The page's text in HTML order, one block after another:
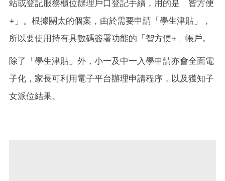
站或登記服務櫃位辦理戶口登記手續，用的是「智方便
+」。根據關太的個案，由於需要申請「學生津貼」，
所以要使用持有具數碼簽署功能的「智方便+」帳戶。
除了「學生津貼」外，小一及中一入學申請亦會全面電
子化，家長可利用電子平台辦理申請程序，以及獲知子
女派位結果。